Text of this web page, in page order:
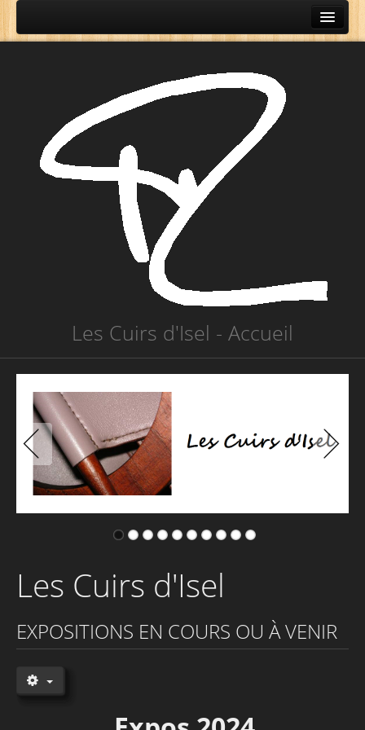
Techniques et matériaux
Les Cuirs d'Isel - Accueil
Les Cuirs d'Isel
EXPOSITIONS EN COURS OU À VENIR